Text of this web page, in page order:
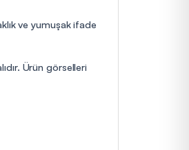
ve yumuşak ifade
Ürün görselleri